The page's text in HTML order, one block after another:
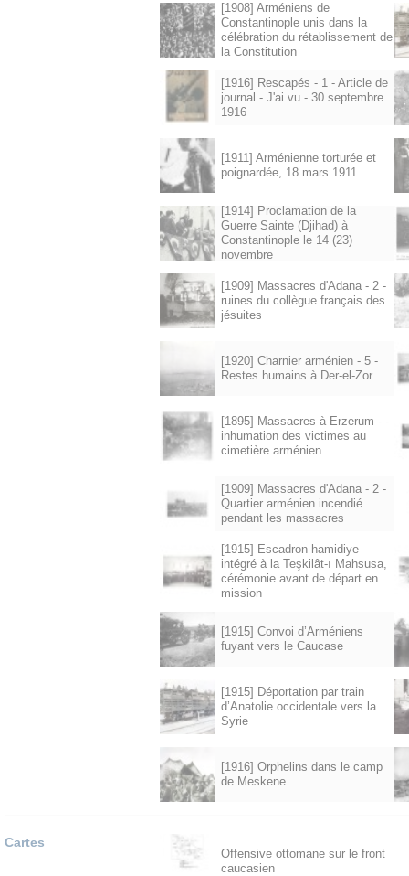
[1908] Arméniens de
Constantinople unis dans la
célébration du rétablissement de
la Constitution
[1916] Rescapés - 1 - Article de
journal - J'ai vu - 30 septembre
1916
[1911] Arménienne torturée et
poignardée, 18 mars 1911
[1914] Proclamation de la
Guerre Sainte (Djihad) à
Constantinople le 14 (23)
novembre
[1909] Massacres d'Adana - 2 -
ruines du collègue français des
jésuites
[1920] Charnier arménien - 5 -
Restes humains à Der-el-Zor
[1895] Massacres à Erzerum - -
inhumation des victimes au
cimetière arménien
[1909] Massacres d'Adana - 2 -
Quartier arménien incendié
pendant les massacres
[1915] Escadron hamidiye
intégré à la Teşkilât-ı Mahsusa,
cérémonie avant de départ en
mission
[1915] Convoi d’Arméniens
fuyant vers le Caucase
[1915] Déportation par train
d’Anatolie occidentale vers la
Syrie
[1916] Orphelins dans le camp
de Meskene.
Cartes
Offensive ottomane sur le front
caucasien